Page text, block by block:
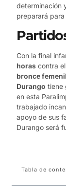
determinación
preparará
Con la final
horas contra el
bronce femenil
Durango tiene
en esta
trabajado
apoyo de sus
Durango será
Tabla de